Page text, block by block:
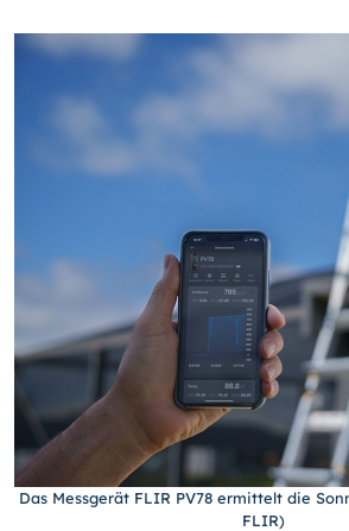
Das Messgerät FLIR PV78 ermittelt die
FLIR)